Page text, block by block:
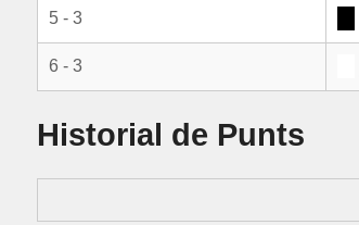
5 - 3
6 - 3
Historial de Punts